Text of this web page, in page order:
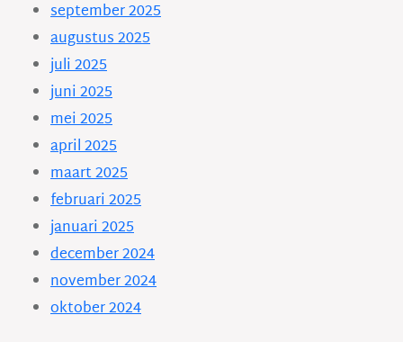
september 2025
augustus 2025
juli 2025
juni 2025
mei 2025
april 2025
maart 2025
februari 2025
januari 2025
december 2024
november 2024
oktober 2024